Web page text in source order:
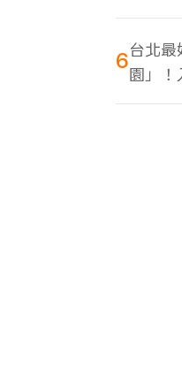
同框
6台北
園」！
幕